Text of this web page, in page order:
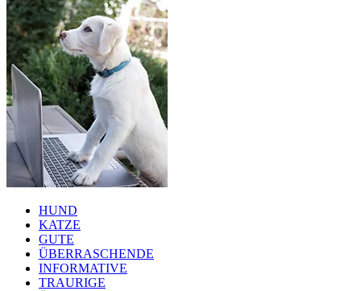
HUND
KATZE
GUTE
ÜBERRASCHENDE
INFORMATIVE
TRAURIGE